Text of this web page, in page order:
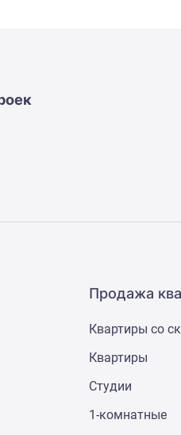
Продажа
Квартиры со
Квартиры
Студии
1-комнатные